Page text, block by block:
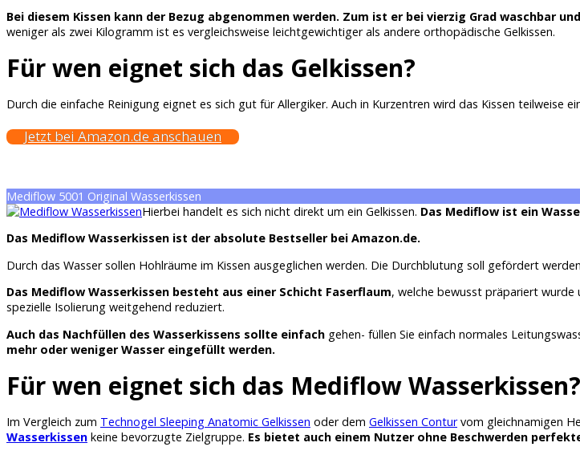
Bei diesem Kissen kann der Bezug abgenommen werden. Zum ist er bei vierzig Grad waschbar
weniger als zwei Kilogramm ist es vergleichsweise leichtgewichtiger als andere orthopädische Gelkissen.
Für wen eignet sich das Gelkissen?
Durch die einfache Reinigung eignet es sich gut für Allergiker. Auch in Kurzentren wird das Kissen teilweise
Jetzt bei Amazon.de anschauen
Mediflow 5001 Original Wasserkissen
Hierbei handelt es sich nicht direkt um ein Gelkissen. Das Mediflow ist ein
Das Mediflow Wasserkissen ist der absolute Bestseller bei Amazon.de.
Durch das Wasser sollen Hohlräume im Kissen ausgeglichen werden. Die Durchblutung soll gefördert
Das Mediflow Wasserkissen besteht aus einer Schicht Faserflaum, welche bewusst präpariert wurde
spezielle Isolierung weitgehend reduziert.
Auch das Nachfüllen des Wasserkissens sollte einfach gehen- füllen Sie einfach normales
mehr oder weniger Wasser eingefüllt werden.
Für wen eignet sich das Mediflow Wasserkissen?
Im Vergleich zum Technogel Sleeping Anatomic Gelkissen oder dem Gelkissen Conturvom gleichnamigen
Wasserkissen keine bevorzugte Zielgruppe. Es bietet auch einem Nutzer ohne Beschwerden